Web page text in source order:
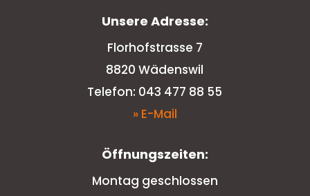
Unsere Adresse:
Florhofstrasse 7
8820 Wädenswil
Telefon: 043 477 88 55
» E-Mail
Öffnungszeiten:
Montag geschlossen